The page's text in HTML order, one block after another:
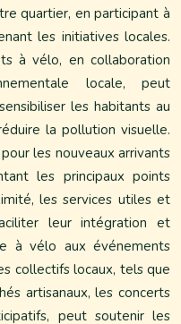
quartier, en participant à
les initiatives locales.
à vélo, en collaboration
locale, peut
les habitants au
la pollution visuelle.
les nouveaux arrivants
les principaux points
les services utiles et
leur intégration et
à vélo aux événements
collectifs locaux, tels que
artisanaux, les concerts
peut soutenir les